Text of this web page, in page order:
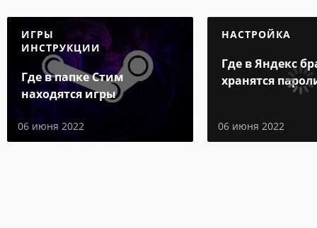
ИГРЫ
ИНСТРУКЦИИ
Где в папке Стим
находятся игры
06 июня 2022
НАСТРОЙКА
Где в Яндекс
хранятся
06 июня 2022